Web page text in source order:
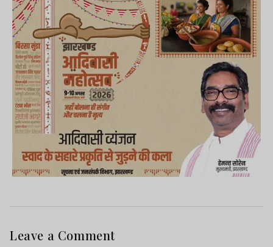
Leave a Comment